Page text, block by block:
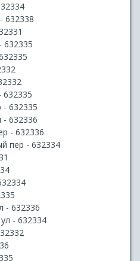
632338
632335
632335
- 632335
632336
- 632336
пер - 632334
- 632336
- 632334